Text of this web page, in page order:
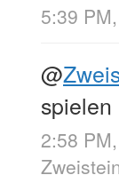
5:39
@
spielen
2:58